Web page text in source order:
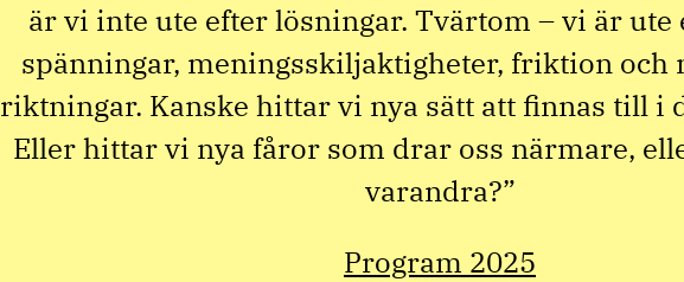
är vi inte ute efter lösningar. Tvärtom – vi är ute
spänningar, meningsskiljaktigheter, friktion och
riktningar. Kanske hittar vi nya sätt att finnas till i
Eller hittar vi nya fåror som drar oss närmare,
varandra?”
Program 2025